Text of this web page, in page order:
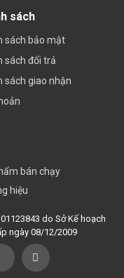
sách
sách bảo mật
sách đổi trả
sách giao nhận
bán chạy
hiệu
do Sở Kế hoạch
ngày 08/12/2009